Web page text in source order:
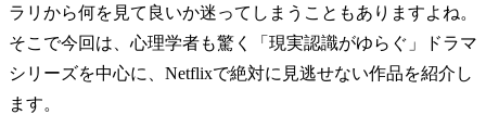
ラリから何を見て良いか迷ってしまうこともありますよね。
そこで今回は、心理学者も驚く「現実認識がゆらぐ」ドラマ
シリーズを中心に、Netflixで絶対に見逃せない作品を紹介し
ます。